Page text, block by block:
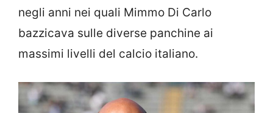
negli anni nei quali Mimmo Di Carlo
bazzicava sulle diverse panchine ai
massimi livelli del calcio italiano.